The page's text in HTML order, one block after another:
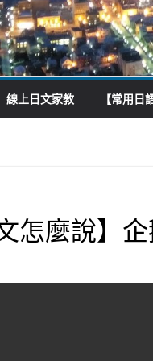
線上日文家教 【常用日
怎麼說】